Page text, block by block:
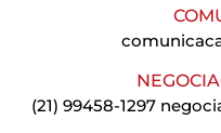
(21) 99458-1297